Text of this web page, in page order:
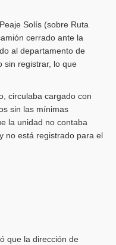
Solís (sobre Ruta
cerrado ante la
al departamento de
sin registrar, lo que
circulaba cargado con
sin las mínimas
la unidad no contaba
no está registrado para el
que la dirección de